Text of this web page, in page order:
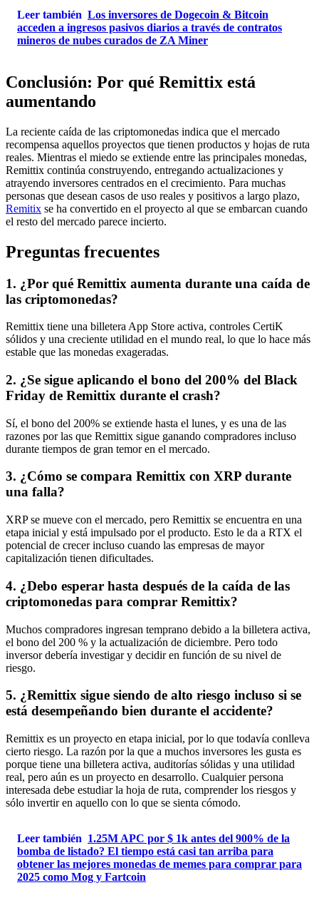
Leer también Los inversores de Dogecoin & Bitcoin
acceden a ingresos pasivos diarios a través de contratos
mineros de nubes curados de ZA Miner
Conclusión: Por qué Remittix está
aumentando
La reciente caída de las criptomonedas indica que el mercado
recompensa aquellos proyectos que tienen productos y hojas de ruta
reales. Mientras el miedo se extiende entre las principales monedas,
Remittix continúa construyendo, entregando actualizaciones y
atrayendo inversores centrados en el crecimiento. Para muchas
personas que desean casos de uso reales y positivos a largo plazo,
Remitix se ha convertido en el proyecto al que se embarcan cuando
el resto del mercado parece incierto.
Preguntas frecuentes
1. ¿Por qué Remittix aumenta durante una caída de
las criptomonedas?
Remittix tiene una billetera App Store activa, controles CertiK
sólidos y una creciente utilidad en el mundo real, lo que lo hace más
estable que las monedas exageradas.
2. ¿Se sigue aplicando el bono del 200% del Black
Friday de Remittix durante el crash?
Sí, el bono del 200% se extiende hasta el lunes, y es una de las
razones por las que Remittix sigue ganando compradores incluso
durante tiempos de gran temor en el mercado.
3. ¿Cómo se compara Remittix con XRP durante
una falla?
XRP se mueve con el mercado, pero Remittix se encuentra en una
etapa inicial y está impulsado por el producto. Esto le da a RTX el
potencial de crecer incluso cuando las empresas de mayor
capitalización tienen dificultades.
4. ¿Debo esperar hasta después de la caída de las
criptomonedas para comprar Remittix?
Muchos compradores ingresan temprano debido a la billetera activa,
el bono del 200 % y la actualización de diciembre. Pero todo
inversor debería investigar y decidir en función de su nivel de
riesgo.
5. ¿Remittix sigue siendo de alto riesgo incluso si se
está desempeñando bien durante el accidente?
Remittix es un proyecto en etapa inicial, por lo que todavía conlleva
cierto riesgo. La razón por la que a muchos inversores les gusta es
porque tiene una billetera activa, auditorías sólidas y una utilidad
real, pero aún es un proyecto en desarrollo. Cualquier persona
interesada debe estudiar la hoja de ruta, comprender los riesgos y
sólo invertir en aquello con lo que se sienta cómodo.
Leer también 1.25M APC por $ 1k antes del 900% de la
bomba de listado? El tiempo está casi tan arriba para
obtener las mejores monedas de memes para comprar para
2025 como Mog y Fartcoin